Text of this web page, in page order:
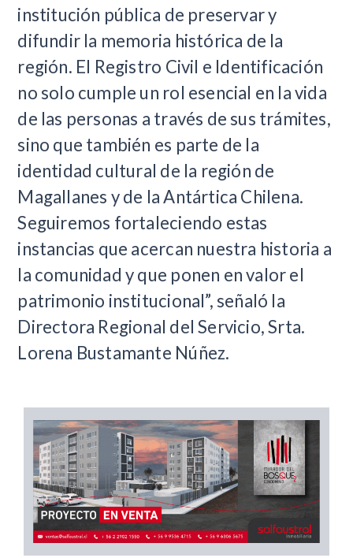
institución pública de preservar y
difundir la memoria histórica de la
región. El Registro Civil e Identificación
no solo cumple un rol esencial en la vida
de las personas a través de sus trámites,
sino que también es parte de la
identidad cultural de la región de
Magallanes y de la Antártica Chilena.
Seguiremos fortaleciendo estas
instancias que acercan nuestra historia a
la comunidad y que ponen en valor el
patrimonio institucional”, señaló la
Directora Regional del Servicio, Srta.
Lorena Bustamante Núñez.